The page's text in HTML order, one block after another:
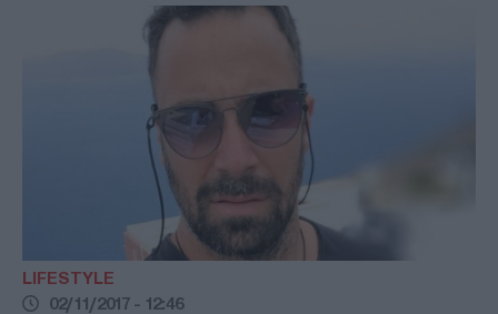
LIFESTYLE
02/11/2017 - 12:46